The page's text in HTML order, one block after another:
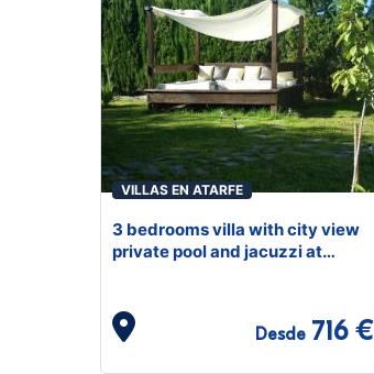
VILLAS EN ATARFE
3 bedrooms villa with city view
private pool and jacuzzi at
Desde 716 €